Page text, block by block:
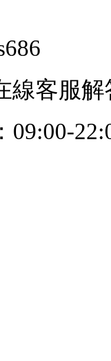
線客服解
09:00-